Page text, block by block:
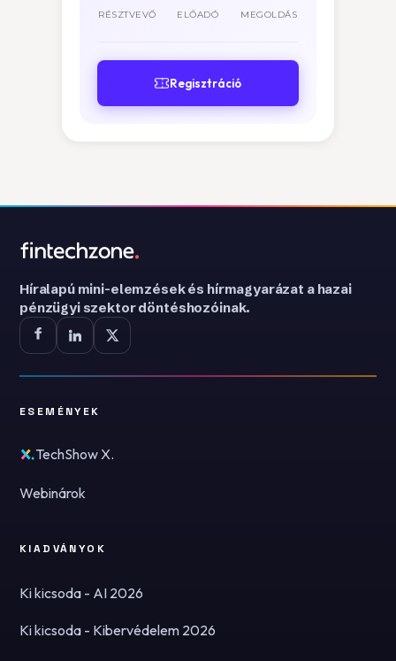
RÉSZTVEVŐ ELŐADÓ MEGOLDÁS
Regisztráció
Híralapú mini-elemzések és hírmagyarázat a hazai
pénzügyi szektor döntéshozóinak.
ESEMÉNYEK
TechShow X.
Webinárok
KIADVÁNYOK
Ki kicsoda - AI 2026
Ki kicsoda - Kibervédelem 2026